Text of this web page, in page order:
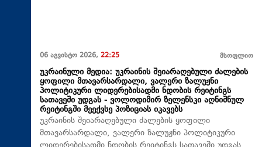
06 აგვისტო 2026, 22:25 მსოფლიო
უკრაინული მედია: უკრაინის შეიარაღებული ძალების
ყოფილი მთავარსარდალი, ვალერი ზალუჟნი
პოლიტიკური ლიდერებისადმი ნდობის რეიტინგს
სათავეში უდგას - ვოლოდიმირ ზელენსკი აღნიშნულ
რეიტინგში მეექვსე პოზიციას იკავებს
უკრაინის შეიარაღებული ძალების ყოფილი
მთავარსარდალი, ვალერი ზალუჟნი პოლიტიკური